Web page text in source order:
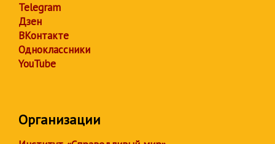
Telegram
Дзен
ВКонтакте
Одноклассники
YouTube
Организации